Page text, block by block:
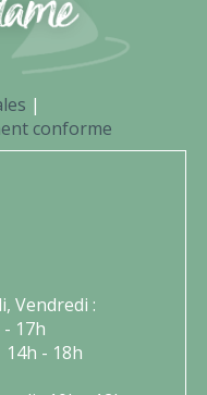
conforme
Vendredi :
17h
- 18h